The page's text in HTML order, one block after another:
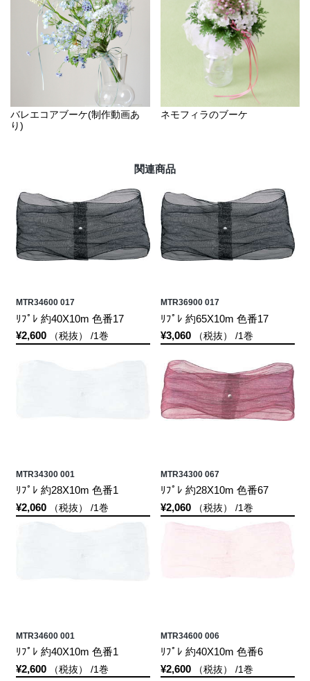
バレエコアブーケ(制作動画あ
り)
ネモフィラのブーケ
関連商品
MTR34600 017
ﾘﾌﾟﾚ 約40X10m 色番17
¥2,600（税抜） /1巻
MTR36900 017
ﾘﾌﾟﾚ 約65X10m 色番17
¥3,060（税抜） /1巻
MTR34300 001
ﾘﾌﾟﾚ 約28X10m 色番1
¥2,060（税抜） /1巻
MTR34300 067
ﾘﾌﾟﾚ 約28X10m 色番67
¥2,060（税抜） /1巻
MTR34600 001
ﾘﾌﾟﾚ 約40X10m 色番1
¥2,600（税抜） /1巻
MTR34600 006
ﾘﾌﾟﾚ 約40X10m 色番6
¥2,600（税抜） /1巻